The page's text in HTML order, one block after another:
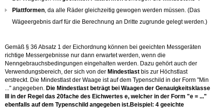
Plattformen, da alle Räder gleichzeitig gewogen werden müssen. (Das
Wägeergebnis darf für die Berechnung an Dritte zugrunde gelegt werden.)
Gemäß § 36 Absatz 1 der Eichordnung können bei geeichten Messgeräten
richtige Messergebnisse nur dann erwartet werden, wenn die
Nenngebrauchsbedingungen eingehalten werden. Dazu gehört auch der
Verwendungsbereich, der sich von der Mindestlast bis zur Höchstlast
erstreckt. Die Mindestlast der Waage ist auf dem Typenschild in der Form "Min
..." angegeben. Die Mindestlast beträgt bei Waagen der Genauigkeitsklasse
III in der Regel das 20fache des Eichwertes e, welcher in der Form "e = ..."
ebenfalls auf dem Typenschild angegeben ist.Beispiel: 4 geeichte